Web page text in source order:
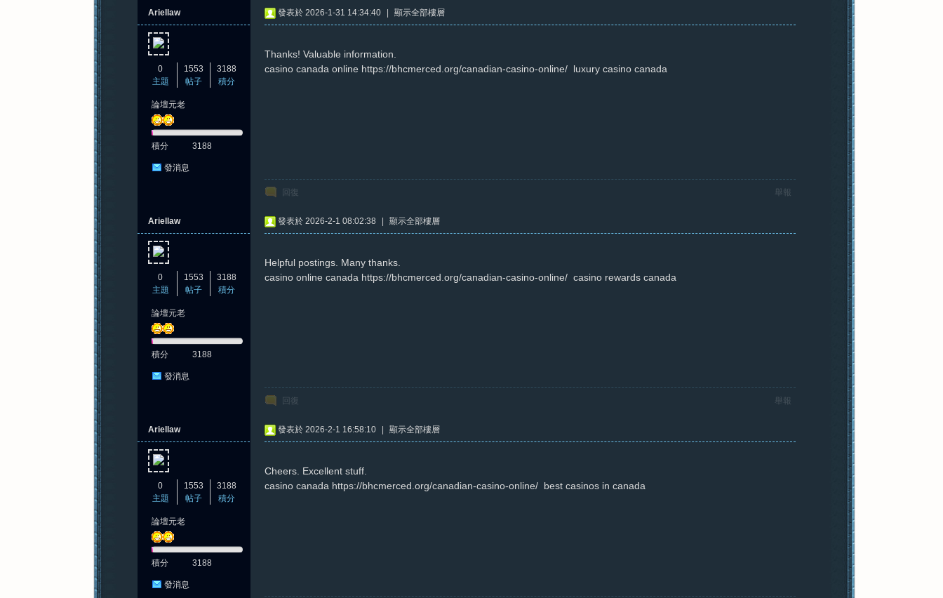
Ariellaw
0
主題
1553
帖子
3188
積分
論壇元老
積分 3188
發消息
發表於 2026-1-31 14:34:40 顯示全部樓層
Thanks! Valuable information.
casino canada online https://bhcmerced.org/canadian-casino-online/ luxury casino canada
回復 舉報
Ariellaw
0
主題
1553
帖子
3188
積分
論壇元老
積分 3188
發消息
發表於 2026-2-1 08:02:38 顯示全部樓層
Helpful postings. Many thanks.
casino online canada https://bhcmerced.org/canadian-casino-online/ casino rewards canada
回復 舉報
Ariellaw
0
主題
1553
帖子
3188
積分
論壇元老
積分 3188
發消息
發表於 2026-2-1 16:58:10 顯示全部樓層
Cheers. Excellent stuff.
casino canada https://bhcmerced.org/canadian-casino-online/ best casinos in canada